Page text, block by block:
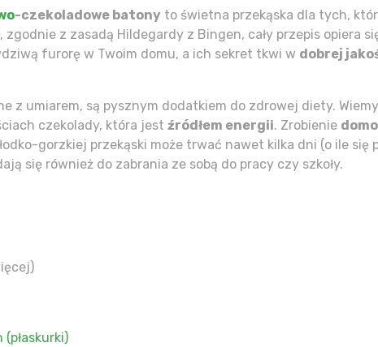
-czekoladowe batony to świetna przekąska dla tych,
z zasadą Hildegardy z Bingen, cały przepis opiera
furorę w Twoim domu, a ich sekret tkwi w dobrej
z umiarem, są pysznym dodatkiem do zdrowej diety.
czekolady, która jest źródłem energii. Zrobienie
gorzkiej przekąski może trwać nawet kilka dni (o ile
się również do zabrania ze sobą do pracy czy szkoły.